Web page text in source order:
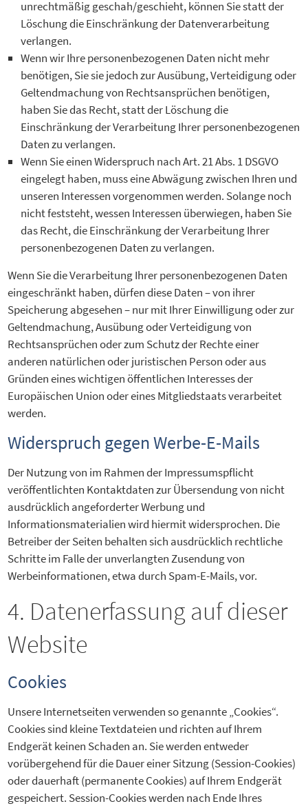
unrechtmäßig geschah/geschieht, können Sie statt der
Löschung die Einschränkung der Datenverarbeitung
verlangen.
Wenn wir Ihre personenbezogenen Daten nicht mehr
benötigen, Sie sie jedoch zur Ausübung, Verteidigung oder
Geltendmachung von Rechtsansprüchen benötigen,
haben Sie das Recht, statt der Löschung die
Einschränkung der Verarbeitung Ihrer personenbezogenen
Daten zu verlangen.
Wenn Sie einen Widerspruch nach Art. 21 Abs. 1 DSGVO
eingelegt haben, muss eine Abwägung zwischen Ihren und
unseren Interessen vorgenommen werden. Solange noch
nicht feststeht, wessen Interessen überwiegen, haben Sie
das Recht, die Einschränkung der Verarbeitung Ihrer
personenbezogenen Daten zu verlangen.
Wenn Sie die Verarbeitung Ihrer personenbezogenen Daten
eingeschränkt haben, dürfen diese Daten – von ihrer
Speicherung abgesehen – nur mit Ihrer Einwilligung oder zur
Geltendmachung, Ausübung oder Verteidigung von
Rechtsansprüchen oder zum Schutz der Rechte einer
anderen natürlichen oder juristischen Person oder aus
Gründen eines wichtigen öffentlichen Interesses der
Europäischen Union oder eines Mitgliedstaats verarbeitet
werden.
Widerspruch gegen Werbe-E-Mails
Der Nutzung von im Rahmen der Impressumspflicht
veröffentlichten Kontaktdaten zur Übersendung von nicht
ausdrücklich angeforderter Werbung und
Informationsmaterialien wird hiermit widersprochen. Die
Betreiber der Seiten behalten sich ausdrücklich rechtliche
Schritte im Falle der unverlangten Zusendung von
Werbeinformationen, etwa durch Spam-E-Mails, vor.
4. Datenerfassung auf dieser
Website
Cookies
Unsere Internetseiten verwenden so genannte „Cookies“.
Cookies sind kleine Textdateien und richten auf Ihrem
Endgerät keinen Schaden an. Sie werden entweder
vorübergehend für die Dauer einer Sitzung (Session-Cookies)
oder dauerhaft (permanente Cookies) auf Ihrem Endgerät
gespeichert. Session-Cookies werden nach Ende Ihres